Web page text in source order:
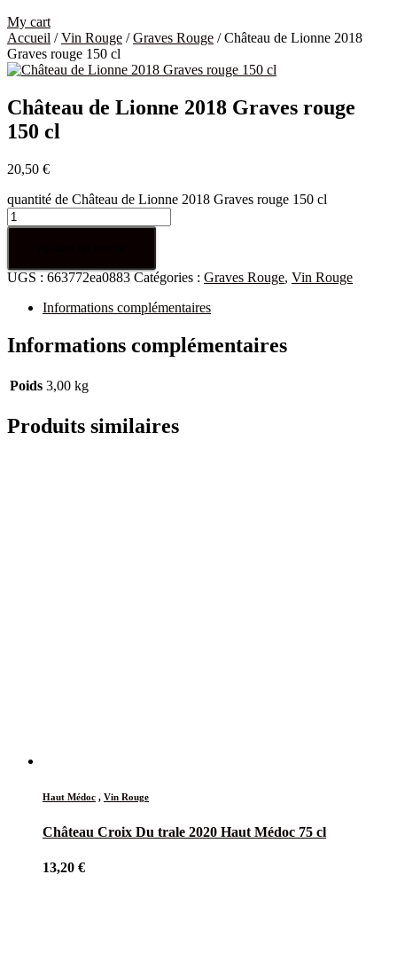
My cart
Accueil /Vin Rouge /Graves Rouge / Château de Lionne 2018
Graves rouge 150 cl
Château de Lionne 2018 Graves rouge
150 cl
20,50 €
quantité de Château de Lionne 2018 Graves rouge 150 cl
UGS : 663772ea0883 Catégories : Graves Rouge, Vin Rouge
Informations complémentaires
Informations complémentaires
Poids 3,00 kg
Produits similaires
Haut Médoc , Vin Rouge
Château Croix Du trale 2020 Haut Médoc 75 cl
13,20 €